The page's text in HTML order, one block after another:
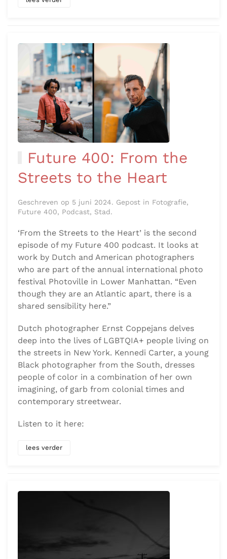
Future 400: From the
Streets to the Heart
Geschreven op 5 juni 2024. Gepost in Fotografie,
Future 400, Podcast, Stad.
‘From the Streets to the Heart’ is the second
episode of my Future 400 podcast. It looks at
work by Dutch and American photographers
who are part of the annual international photo
festival Photoville in Lower Manhattan. “Even
though they are an Atlantic apart, there is a
shared sensibility here.”
Dutch photographer Ernst Coppejans delves
deep into the lives of LGBTQIA+ people living on
the streets in New York. Kennedi Carter, a young
Black photographer from the South, dresses
people of color in a combination of her own
imagining, of garb from colonial times and
contemporary streetwear.
Listen to it here:
lees verder